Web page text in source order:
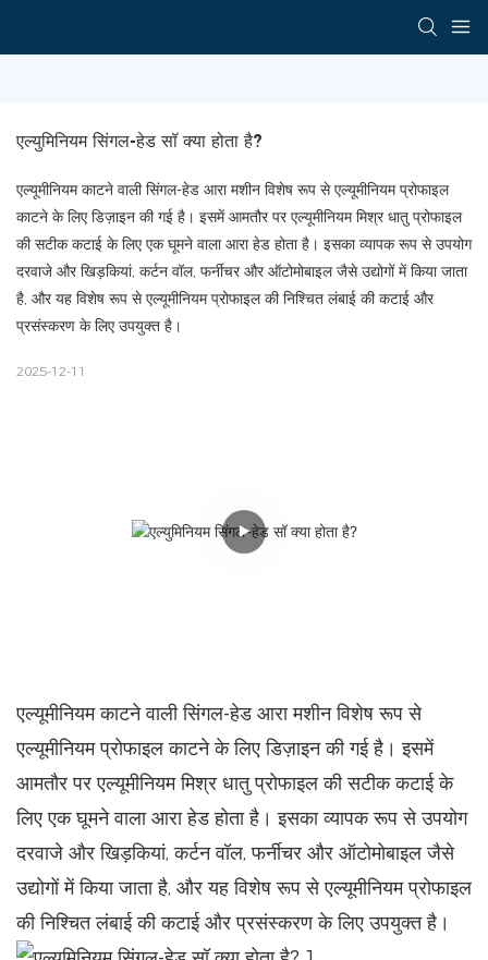
एल्युमिनियम सिंगल-हेड सॉ क्या होता है?
एल्यूमीनियम काटने वाली सिंगल-हेड आरा मशीन विशेष रूप से एल्यूमीनियम प्रोफाइल
काटने के लिए डिज़ाइन की गई है। इसमें आमतौर पर एल्यूमीनियम मिश्र धातु प्रोफाइल
की सटीक कटाई के लिए एक घूमने वाला आरा हेड होता है। इसका व्यापक रूप से उपयोग
दरवाजे और खिड़कियां, कर्टन वॉल, फर्नीचर और ऑटोमोबाइल जैसे उद्योगों में किया जाता
है, और यह विशेष रूप से एल्यूमीनियम प्रोफाइल की निश्चित लंबाई की कटाई और
प्रसंस्करण के लिए उपयुक्त है।
2025-12-11
एल्यूमीनियम काटने वाली सिंगल-हेड आरा मशीन विशेष रूप से
एल्यूमीनियम प्रोफाइल काटने के लिए डिज़ाइन की गई है। इसमें
आमतौर पर एल्यूमीनियम मिश्र धातु प्रोफाइल की सटीक कटाई के
लिए एक घूमने वाला आरा हेड होता है। इसका व्यापक रूप से उपयोग
दरवाजे और खिड़कियां, कर्टन वॉल, फर्नीचर और ऑटोमोबाइल जैसे
उद्योगों में किया जाता है, और यह विशेष रूप से एल्यूमीनियम प्रोफाइल
की निश्चित लंबाई की कटाई और प्रसंस्करण के लिए उपयुक्त है।